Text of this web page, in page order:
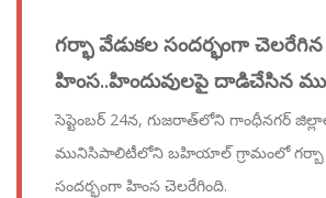
గర్భా వేడుకల సందర్భంగా చెలరేగిన
హింస..హిందువులపై దాడిచేసిన
సెప్టెంబర్ 24న, గుజరాత్‌లోని గాంధీనగర్
మునిసిపాలిటీలోని బహియాల్ గ్రామంలో గర్బా
సందర్భంగా హింస చెలరేగింది.